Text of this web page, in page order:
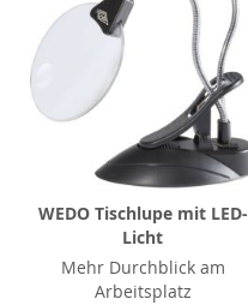
WEDO Tischlupe mit LED-
Licht
Mehr Durchblick am
Arbeitsplatz